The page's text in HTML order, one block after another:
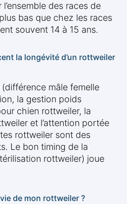
des races de
bas que chez les races
souvent 14 à 15 ans.
la longévité d’un rottweiler
mâle femelle
la gestion poids
chien rottweiler, la
et l’attention portée
rottweiler sont des
Le bon timing de la
rottweiler) joue
de mon rottweiler ?